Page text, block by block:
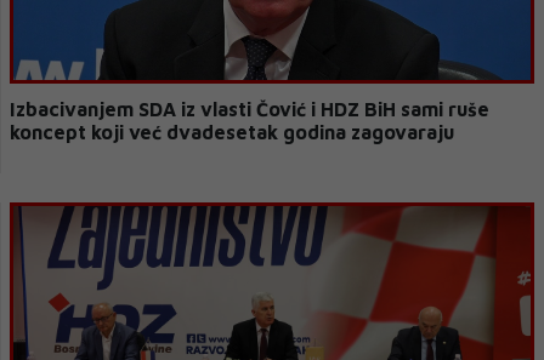
Izbacivanjem SDA iz vlasti Čović i HDZ BiH sami ruše
koncept koji već dvadesetak godina zagovaraju